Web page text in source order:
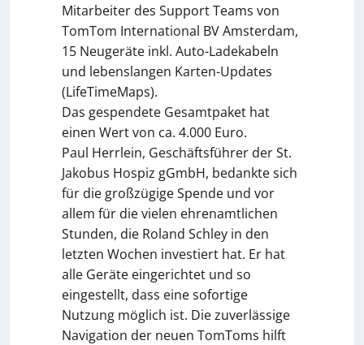
Mitarbeiter des Support Teams von
TomTom International BV Amsterdam,
15 Neugeräte inkl. Auto-Ladekabeln
und lebenslangen Karten-Updates
(LifeTimeMaps).
Das gespendete Gesamtpaket hat
einen Wert von ca. 4.000 Euro.
Paul Herrlein, Geschäftsführer der St.
Jakobus Hospiz gGmbH, bedankte sich
für die großzügige Spende und vor
allem für die vielen ehrenamtlichen
Stunden, die Roland Schley in den
letzten Wochen investiert hat. Er hat
alle Geräte eingerichtet und so
eingestellt, dass eine sofortige
Nutzung möglich ist. Die zuverlässige
Navigation der neuen TomToms hilft